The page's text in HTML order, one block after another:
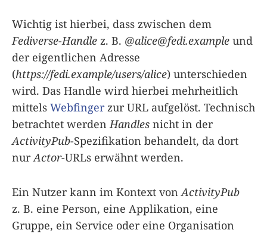
Wichtig ist hierbei, dass zwischen dem
Fediverse-Handle z. B. @alice@fedi.example und
der eigentlichen Adresse
(https://fedi.example/users/alice) unterschieden
wird. Das Handle wird hierbei mehrheitlich
mittels Webfingerzur URL aufgelöst. Technisch
betrachtet werden Handles nicht in der
ActivityPub-Spezifikation behandelt, da dort
nurActor-URLs erwähnt werden.
Ein Nutzer kann im Kontext von ActivityPub
z. B. eine Person, eine Applikation, eine
Gruppe, ein Service oder eine Organisation